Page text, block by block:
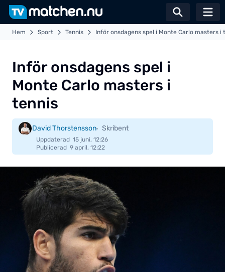
Växla
Hem Sport Tennis Inför onsdagens spel i Monte Carlo masters i
Inför onsdagens spel i
Monte Carlo masters i
tennis
David Thorstensson Skribent
Uppdaterad 15 juni, 12:26
Publicerad 9 april, 12:22